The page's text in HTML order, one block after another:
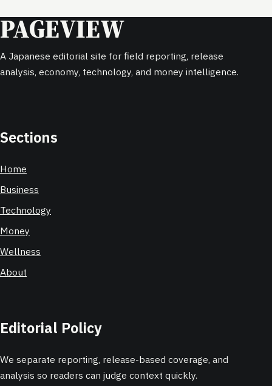
PAGEVIEW
A Japanese editorial site for field reporting, release
analysis, economy, technology, and money intelligence.
Sections
Home
Business
Technology
Money
Wellness
About
Editorial Policy
We separate reporting, release-based coverage, and
analysis so readers can judge context quickly.